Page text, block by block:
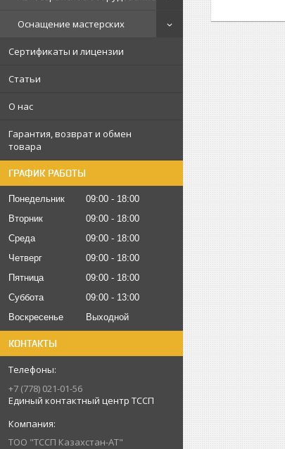
Оснащение мастерских
Сертификаты и лицензии
Статьи
О нас
Гарантия, возврат и обмен
товара
ГРАФИК РАБОТЫ
Понедельник 09:00
18:00
Вторник
09:00
18:00
Среда
09:00
18:00
Четверг
09:00
18:00
Пятница
09:00
18:00
Суббота
09:00
13:00
Воскресенье
Выходной
КОНТАКТЫ
+7 (778) 021-01-56
Единый контактный центр ТССП
ТОО "ТССП Казахстан-АТ"